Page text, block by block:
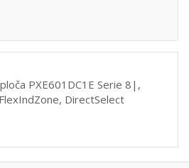
PXE601DC1E Serie 8|,
DirectSelect